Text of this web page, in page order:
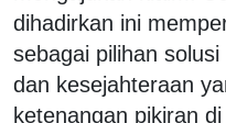
dihadirkan ini
sebagai pilihan
dan kesejahteraan
ketenangan pikiran